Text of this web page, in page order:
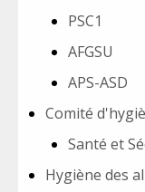
PSC1
AFGSU
APS-ASD
Comité
Santé et
Hygiène des